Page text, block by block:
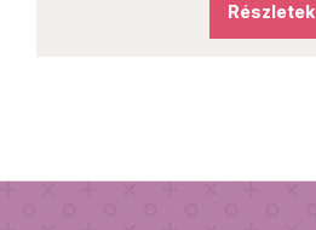
Részletek